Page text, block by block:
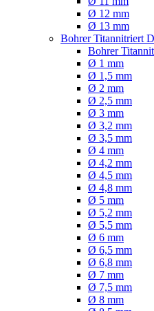
Ø 12 mm
Ø 13 mm
Bohrer Titannitriert
Bohrer
Ø 1 mm
Ø 1,5 mm
Ø 2 mm
Ø 2,5 mm
Ø 3 mm
Ø 3,2 mm
Ø 3,5 mm
Ø 4 mm
Ø 4,2 mm
Ø 4,5 mm
Ø 4,8 mm
Ø 5 mm
Ø 5,2 mm
Ø 5,5 mm
Ø 6 mm
Ø 6,5 mm
Ø 6,8 mm
Ø 7 mm
Ø 7,5 mm
Ø 8 mm